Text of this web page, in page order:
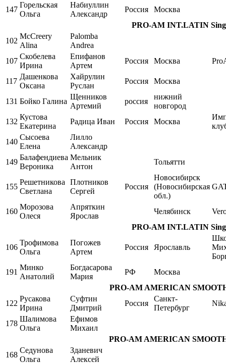
147
Горельская
Ольга
Набиуллин
Александр
Россия
Москва
PRO-AM INT.LATIN
102
McCreery
Alina
Palomba
Andrea
107
Скобелева
Ирина
Епифанов
Артем
Россия Москва
117
Дашенкова
Оксана
Хайрулин
Руслан
Россия Москва
131 Бойко Галина
Щенников
Артемий
россия
нижний
новгород
132
Кустова
Екатерина
Радица Иван Россия Москва
140
Сысоева
Елена
Лилло
Александр
149
Балафендиева
Вероника
Мельник
Антон
Тольятти
155
Решетникова
Светлана
Плотников
Сергей
Россия
Новосибирск
(Новосибирская
обл.)
160
Морозова
Олеся
Апряткин
Ярослав
Челябинск
PRO-AM INT.LATIN
106
Трофимова
Ольга
Погожев
Артем
Россия Ярославль
191
Минко
Анатолий
Богдасарова
Мария
РФ
Москва
PRO-AM AMERICAN
122
Русакова
Ирина
Суфтин
Дмитрий
Россия
Санкт-
Петербург
178
Шалимова
Ольга
Ефимов
Михаил
PRO-AM AMERICAN
168
Седунова
Ольга
Зданевич
Алексей